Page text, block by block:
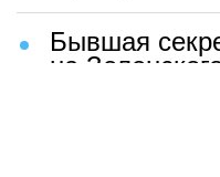
Бывшая
на